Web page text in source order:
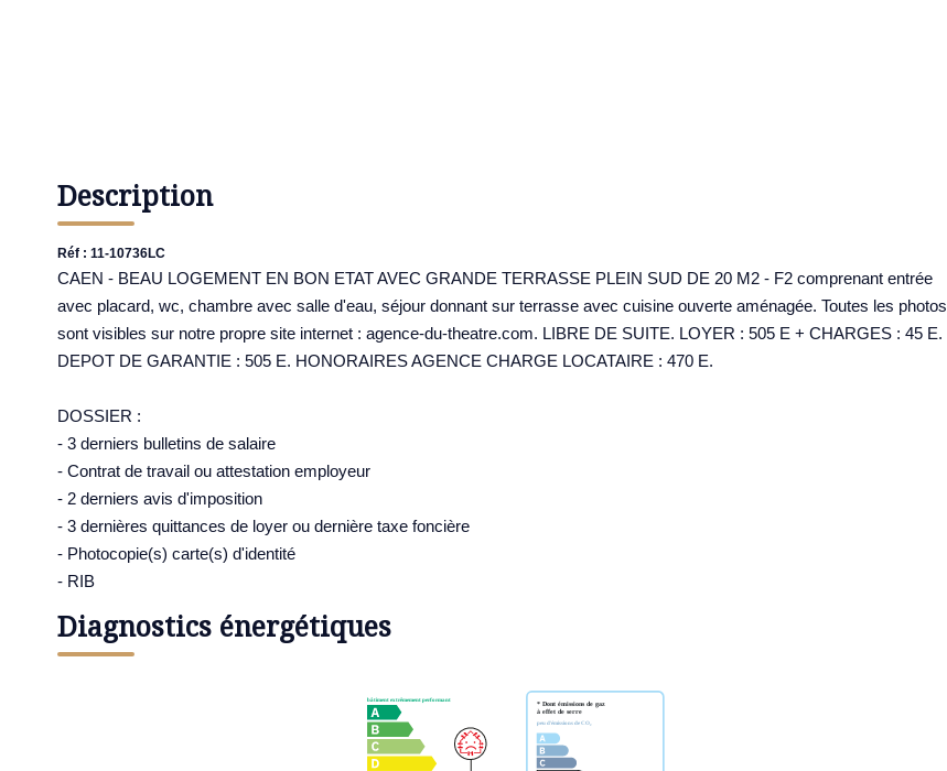
Description
Réf : 11-10736LC
CAEN - BEAU LOGEMENT EN BON ETAT AVEC GRANDE TERRASSE PLEIN SUD DE 20 M2 - F2 comprenant entrée
avec placard, wc, chambre avec salle d'eau, séjour donnant sur terrasse avec cuisine ouverte aménagée. Toutes les photos
sont visibles sur notre propre site internet : agence-du-theatre.com. LIBRE DE SUITE. LOYER : 505 E + CHARGES : 45 E.
DEPOT DE GARANTIE : 505 E. HONORAIRES AGENCE CHARGE LOCATAIRE : 470 E.
DOSSIER :
- 3 derniers bulletins de salaire
- Contrat de travail ou attestation employeur
- 2 derniers avis d'imposition
- 3 dernières quittances de loyer ou dernière taxe foncière
- Photocopie(s) carte(s) d'identité
- RIB
Diagnostics énergétiques